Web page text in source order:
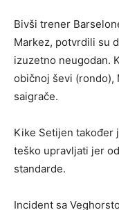
Bivši trener
Markez, potvrdili su
izuzetno neugodan.
običnoj ševi (rondo),
saigrače.
Kike Setijen također
teško upravljati jer
standarde.
Incident sa